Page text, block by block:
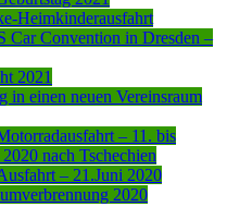
Heimkinderausfahrt
Car Convention in Dresden –
2021
in einen neuen Vereinsraum
– 11. bis
nach Tschechien
– 21.Juni 2020
2020